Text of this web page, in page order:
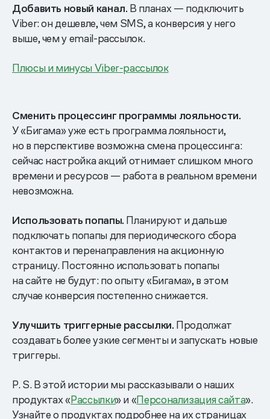
Добавить новый канал. В планах — подключить
Viber: он дешевле, чем SMS, а конверсия у него
выше, чем у email-рассылок.
Плюсы и минусы Viber-рассылок
Сменить процессинг программы лояльности.
У «Бигама» уже есть программа лояльности,
но в перспективе возможна смена процессинга:
сейчас настройка акций отнимает слишком много
времени и ресурсов — работа в реальном времени
невозможна.
Использовать попапы. Планируют и дальше
подключать попапы для периодического сбора
контактов и перенаправления на акционную
страницу. Постоянно использовать попапы
на сайте не будут: по опыту «Бигама», в этом
случае конверсия постепенно снижается.
Улучшить триггерные рассылки. Продолжат
создавать более узкие сегменты и запускать новые
триггеры.
P. S. В этой истории мы рассказывали о наших
продуктах «Рассылки» и «Персонализация сайта».
Узнайте о продуктах подробнее на их страницах